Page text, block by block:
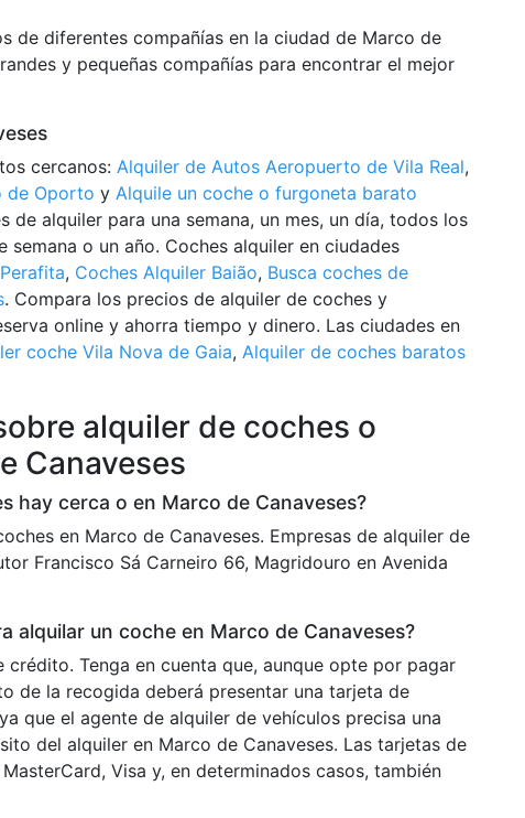
de diferentes compañías en la ciudad de Marco de
y pequeñas compañías para encontrar el mejor
cercanos: Alquiler de Autos Aeropuerto de Vila Real,
de Oporto y Alquile un coche o furgoneta barato
de alquiler para una semana, un mes, un día, todos los
o un año. Coches alquiler en ciudades
, Coches Alquiler Baião, Busca coches de
. Compara los precios de alquiler de coches y
online y ahorra tiempo y dinero. Las ciudades en
coche Vila Nova de Gaia, Alquiler de coches baratos
alquiler de coches o
Canaveses
hay cerca o en Marco de Canaveses?
en Marco de Canaveses. Empresas de alquiler de
Francisco Sá Carneiro 66, Magridouro en Avenida
alquilar un coche en Marco de Canaveses?
crédito. Tenga en cuenta que, aunque opte por pagar
de la recogida deberá presentar una tarjeta de
que el agente de alquiler de vehículos precisa una
del alquiler en Marco de Canaveses. Las tarjetas de
Visa y, en determinados casos, también